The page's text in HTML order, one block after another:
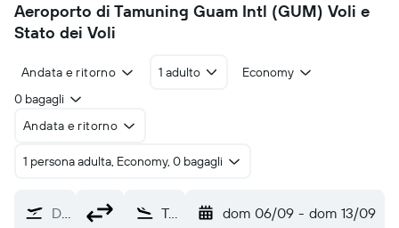
Aeroporto di Tamuning Guam Intl (GUM) Voli e
Stato dei Voli
Andata e ritorno 1 adulto
Economy
0 bagagli
Andata e ritorno
1 persona adulta, Economy, 0 bagagli
Da dove? Tamuning Guam Intl (GUM) dom 06/09 - dom 13/09